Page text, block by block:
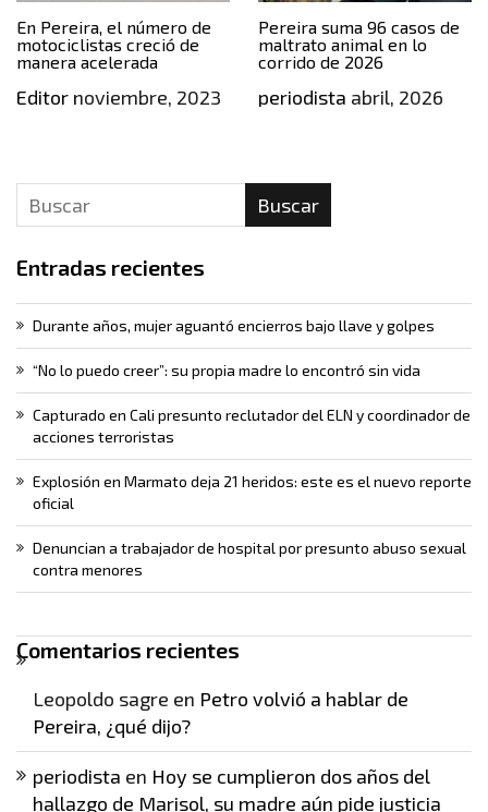
En Pereira, el número de
motociclistas creció de
manera acelerada
Editor noviembre, 2023
Pereira suma 96 casos de
maltrato animal en lo
corrido de 2026
periodista abril, 2026
Buscar
Entradas recientes
Durante años, mujer aguantó encierros bajo llave y golpes
“No lo puedo creer”: su propia madre lo encontró sin vida
Capturado en Cali presunto reclutador del ELN y coordinador de
acciones terroristas
Explosión en Marmato deja 21 heridos: este es el nuevo reporte
oficial
Denuncian a trabajador de hospital por presunto abuso sexual
contra menores
Comentarios recientes
Leopoldo sagre en Petro volvió a hablar de
Pereira, ¿qué dijo?
periodista en Hoy se cumplieron dos años del
hallazgo de Marisol, su madre aún pide justicia